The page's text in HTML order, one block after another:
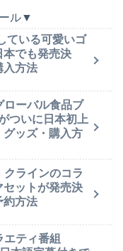
ル▼
ている可愛いゴ
本でも発売決
入方法
ローバル食品ブ
ついに日本初上
グッズ・購入方
クラインのコラ
セットが発売決
約方法
エティ番組